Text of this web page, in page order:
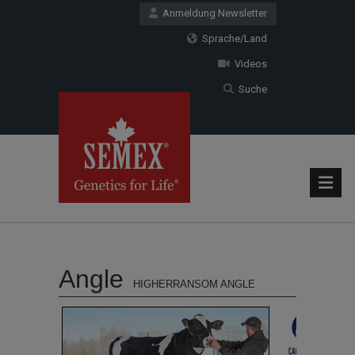
Anmeldung Newsletter
Sprache/Land
Videos
Suche